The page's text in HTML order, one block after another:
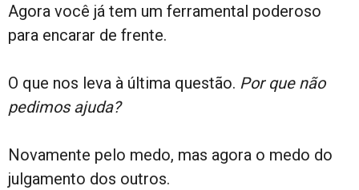
Agora você já tem um ferramental poderoso
para encarar de frente.
O que nos leva à última questão. Por que não
pedimos ajuda?
Novamente pelo medo, mas agora o medo do
julgamento dos outros.